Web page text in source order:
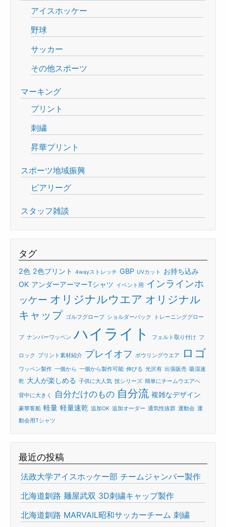
アイスホッケー
野球
サッカー
その他スポーツ
マーキング
プリント
刺繍
昇華プリント
スポーツ地域振興
ビアリーグ
スタッフ雑談
タグ
2色 2色プリント 4wayストレッチ GBP UVカット
お持ち込み
OK アンダーアーマーTシャツ イベント用
インラインホ
ッケー オリジナルウエア オリジナル
キャップ ゴルフグローブ ショルダーバック トレーニンググロー
ブ ナンバーワッペン ハイライト フェルト取り付け フ
ロック プリント素材紹介 プレイオフ ボウリングウエア ロゴ
ワッペン製作 一個から 一個から製作可能 伸びる 光沢有 出張販売 吸湿速
乾 大人が楽しめる 子供に大人気 技シリーズ 簡単にチームウエアへ
背中に大きく 自分だけのもの 自分流 複雑なデザイン
豪華客船 軽量 軽量速乾 追加OK 追加オーダー 通気性抜群 運動会 運
動会用Tシャツ
最近の投稿
法政大学アイスホッケー部 チームジャンバー製作
北海道釧路 麺屋武双 3D刺繍キャップ製作
北海道釧路 MARVAIL昭和サッカーチーム 刺繍